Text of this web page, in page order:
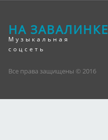
НА ЗАВАЛИНКЕ
Музыкальная
соцсеть
Все права защищены © 2016